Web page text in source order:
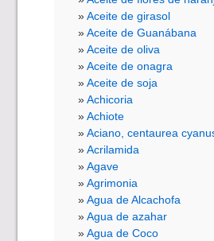
Aceite de girasol
Aceite de Guanábana
Aceite de oliva
Aceite de onagra
Aceite de soja
Achicoria
Achiote
Aciano, centaurea
Acrilamida
Agave
Agrimonia
Agua de Alcachofa
Agua de azahar
Agua de Coco